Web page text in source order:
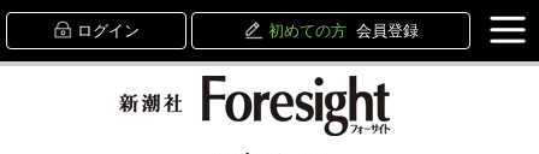
ログイン 初めての方 会員登録